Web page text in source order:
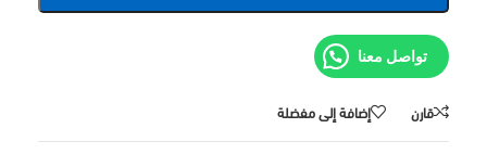
تواصل معنا
قارن إضافة إلى مفضلة